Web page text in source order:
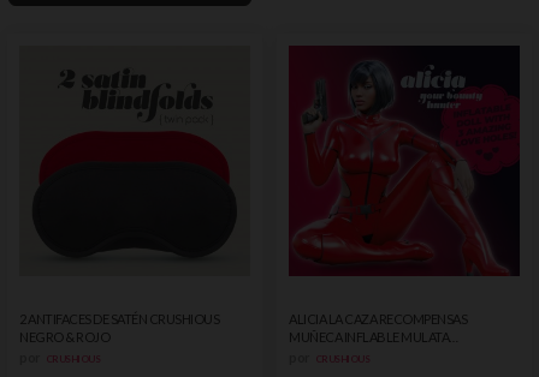
2 ANTIFACES DE SATÉN CRUSHIOUS
NEGRO & ROJO
CRUSHIOUS
ALICIA LA CAZA RECOMPENSAS
MUÑECA INFLABLE MULATA
CRUSHIOUS
CRUSHIOUS